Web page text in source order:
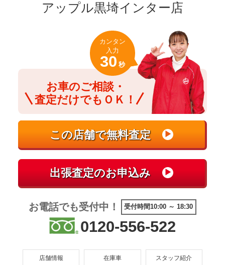
アップル黒埼インター店
お車のご相談・
査定だけでもＯＫ！
カンタン
入力
30 秒
お電話でも受付中！ 受付時間10:00 ～ 18:30
0120-556-522
店舗情報 在庫車 スタッフ紹介